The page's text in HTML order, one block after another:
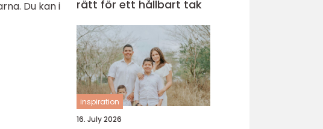
Du kan i
rätt för ett hållbart tak
inspiration
16. July 2026